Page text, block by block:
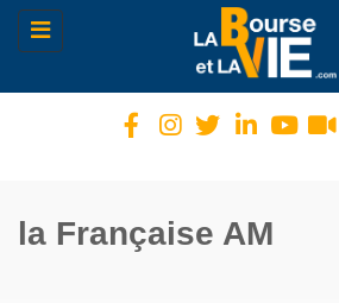
Toggle
navigation
la Française AM